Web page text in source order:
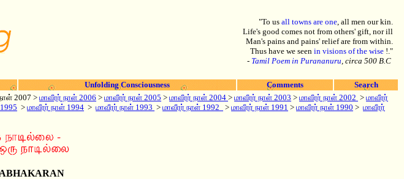
"To us all towns are one, all men our kin.
Life's good comes not from others' gift, nor ill
Man's pains and pains' relief are from within.
Thus have we seen in visions of the wise !."
- Tamil Poem in Purananuru, circa 500 B.C
Unfolding Consciousness Comments
Search
2007 > மாவீரர் நாள் 2006 > மாவீரர் நாள் 2005 > மாவீரர் நாள் 2004 > மாவீரர் நாள் 2003 > மாவீரர் நாள் 2002 > மாவீரர்
> மாவீரர் நாள் 1994 > மாவீரர் நாள் 1993 > மாவீரர் நாள் 1992 > மாவீரர் நாள் 1991 > மாவீரர் நாள் 1990 > மாவீரர்